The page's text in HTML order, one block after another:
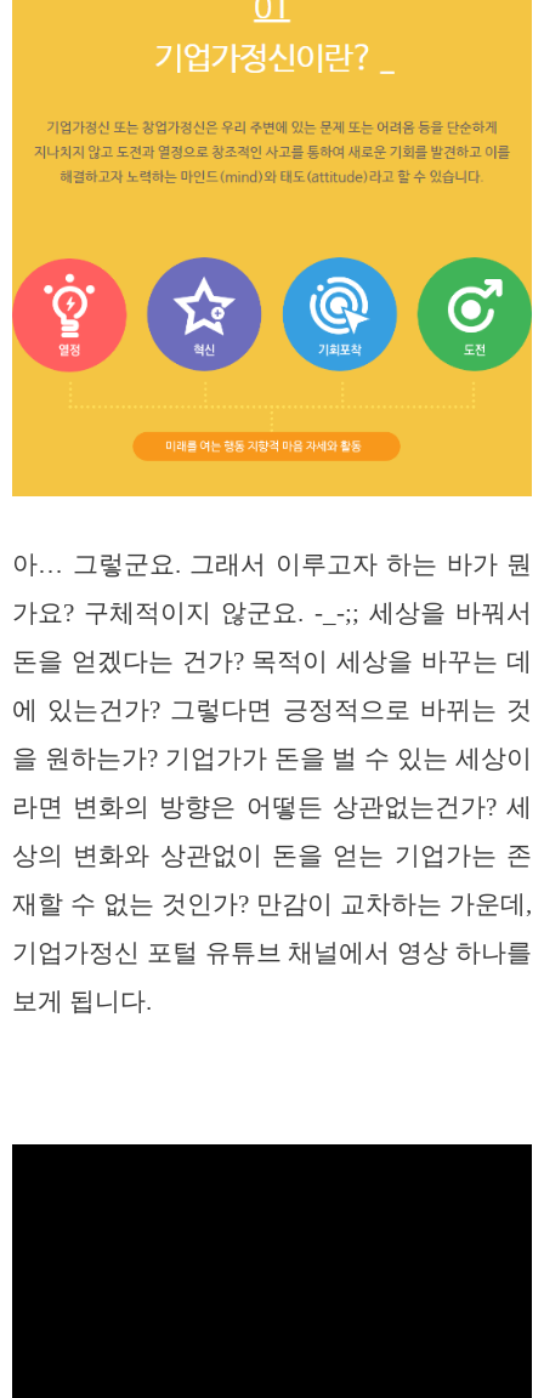
아… 그렇군요. 그래서 이루고자 하는 바가 뭔
가요? 구체적이지 않군요. -_-;; 세상을 바꿔서
돈을 얻겠다는 건가? 목적이 세상을 바꾸는 데
에 있는건가? 그렇다면 긍정적으로 바뀌는 것
을 원하는가? 기업가가 돈을 벌 수 있는 세상이
라면 변화의 방향은 어떻든 상관없는건가? 세
상의 변화와 상관없이 돈을 얻는 기업가는 존
재할 수 없는 것인가? 만감이 교차하는 가운데,
기업가정신 포털 유튜브 채널에서 영상 하나를
보게 됩니다.